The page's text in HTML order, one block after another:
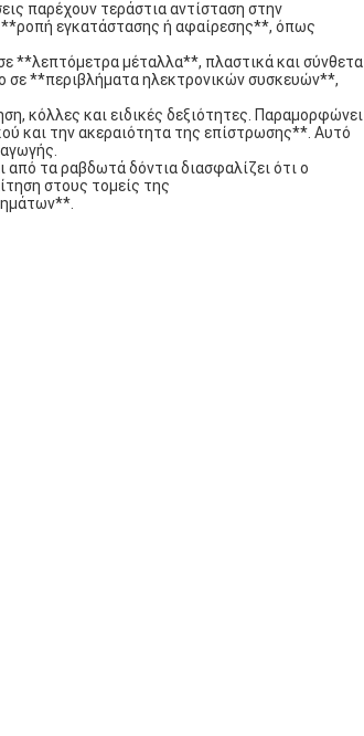
παρέχουν τεράστια αντίσταση στην
**ροπή εγκατάστασης ή αφαίρεσης**, όπως
μέταλλα**, πλαστικά και σύνθετα
σε **περιβλήματα ηλεκτρονικών συσκευών**,
κόλλες και ειδικές δεξιότητες. Παραμορφώνει
και την ακεραιότητα της επίστρωσης**. Αυτό
τα ραβδωτά δόντια διασφαλίζει ότι ο
στους τομείς της